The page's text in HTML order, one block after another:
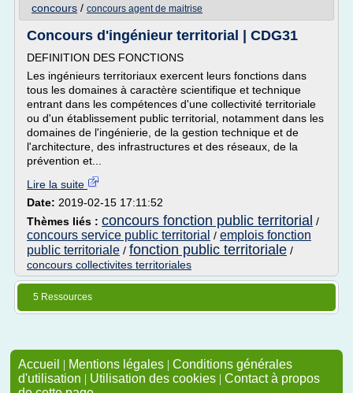
concours / concours agent de maitrise
Concours d'ingénieur territorial | CDG31
DEFINITION DES FONCTIONS
Les ingénieurs territoriaux exercent leurs fonctions dans
tous les domaines à caractère scientifique et technique
entrant dans les compétences d'une collectivité territoriale
ou d'un établissement public territorial, notamment dans les
domaines de l'ingénierie, de la gestion technique et de
l'architecture, des infrastructures et des réseaux, de la
prévention et...
Lire la suite
Date: 2019-02-15 17:11:52
Thèmes liés : concours fonction public territorial /
concours service public territorial / emplois fonction
public territoriale / fonction public territoriale /
concours collectivites territoriales
5 Ressources
Accueil | Mentions légales | Conditions générales
d'utilisation | Utilisation des cookies | Contact à propos